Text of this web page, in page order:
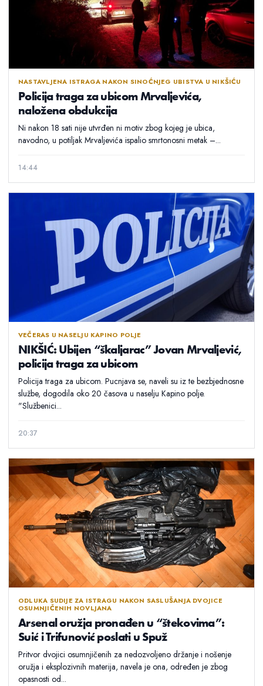
NASTAVLJENA ISTRAGA NAKON SINOĆNJEG UBISTVA U NIKŠIĆU
Policija traga za ubicom Mrvaljevića,
naložena obdukcija
Ni nakon 18 sati nije utvrđen ni motiv zbog kojeg je ubica,
navodno, u potiljak Mrvaljevića ispalio smrtonosni metak –...
14:44
VEČERAS U NASELJU KAPINO POLJE
NIKŠIĆ: Ubijen “škaljarac” Jovan Mrvaljević,
policija traga za ubicom
Policija traga za ubicom. Pucnjava se, naveli su iz te bezbjednosne
službe, dogodila oko 20 časova u naselju Kapino polje.
"Službenici...
20:37
ODLUKA SUDIJE ZA ISTRAGU NAKON SASLUŠANJA DVOJICE
OSUMNJIČENIH NOVLJANA
Arsenal oružja pronađen u “štekovima”:
Suić i Trifunović poslati u Spuž
Pritvor dvojici osumnjičenih za nedozvoljeno držanje i nošenje
oružja i eksplozivnih materija, navela je ona, određen je zbog
opasnosti od...